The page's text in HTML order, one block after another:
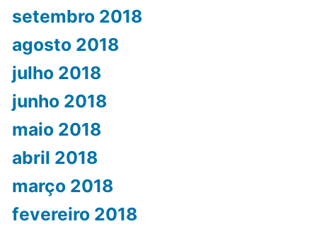
setembro 2018
agosto 2018
julho 2018
junho 2018
maio 2018
abril 2018
março 2018
fevereiro 2018